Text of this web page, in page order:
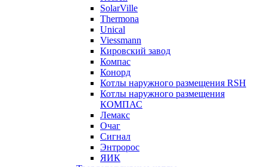
SolarVille
Thermona
Unical
Viessmann
Кировский завод
Компас
Конорд
Котлы наружного размещения RSH
Котлы наружного размещения
КОМПАС
Лемакс
Очаг
Сигнал
Энтророс
ЯИК